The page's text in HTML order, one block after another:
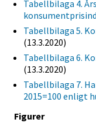
Tabellbilaga 4.
Tabellbilaga 5.
(13.3.2020)
Tabellbilaga 6.
(13.3.2020)
Tabellbilaga 7.
2015=100 enligt
Figurer